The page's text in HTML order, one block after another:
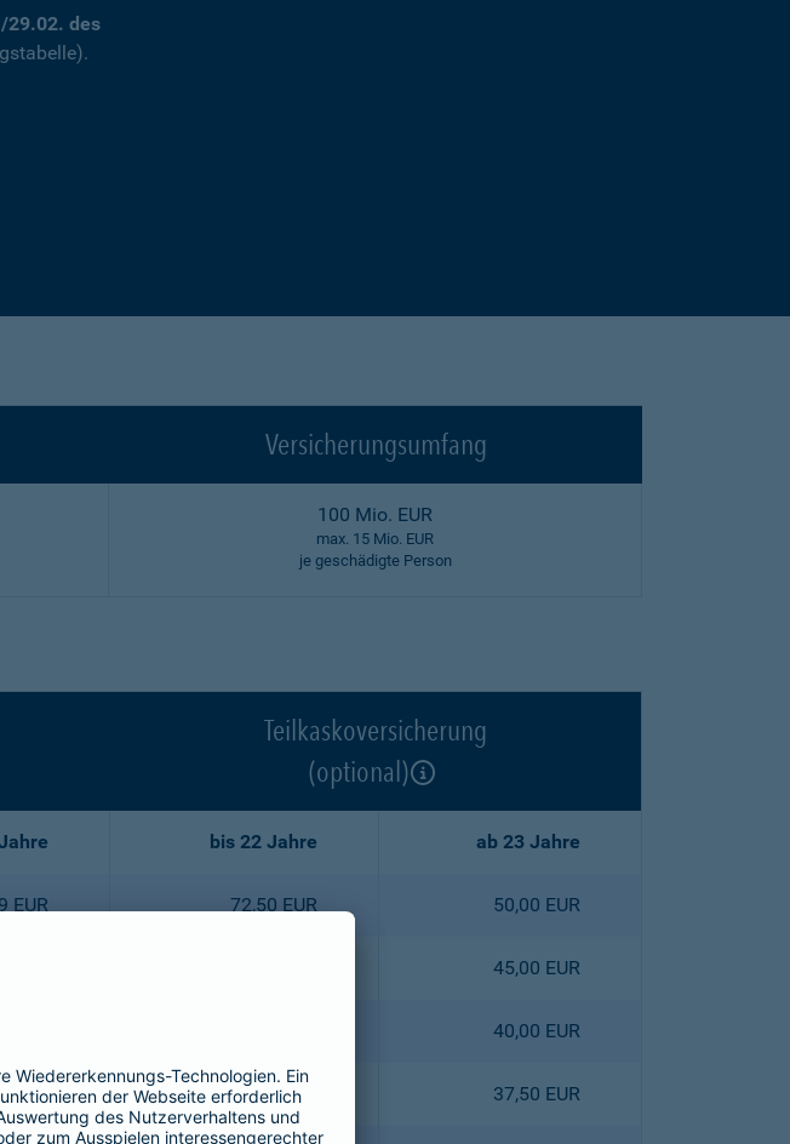
29.02. des
Versicherungsumfang
100 Mio. EUR
max. 15 Mio. EUR
je geschädigte Person
Teilkaskoversicherung
(optional)
bis 22 Jahre ab 23 Jahre
EUR 72,50 EUR 50,00 EUR
45,00 EUR
40,00 EUR
EUR 54,40 EUR 37,50 EUR